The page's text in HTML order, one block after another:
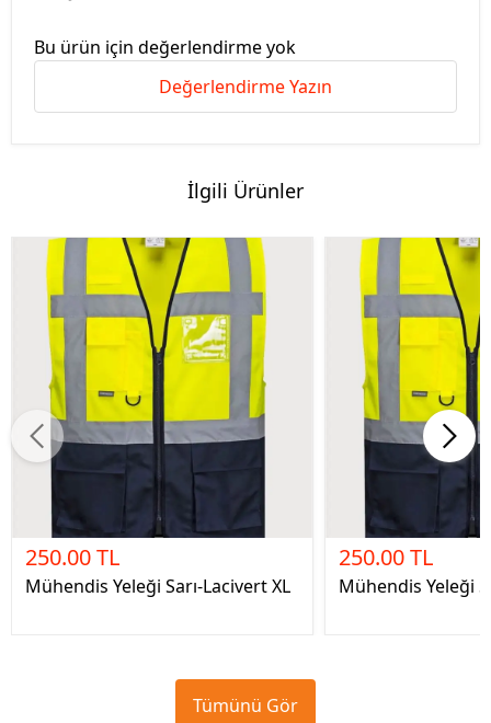
Bu ürün için değerlendirme yok
Değerlendirme Yazın
İlgili Ürünler
250.00 TL
Mühendis Yeleği Sarı-Lacivert XL
250.00 TL
Mühendis Yeleği
Tümünü Gör